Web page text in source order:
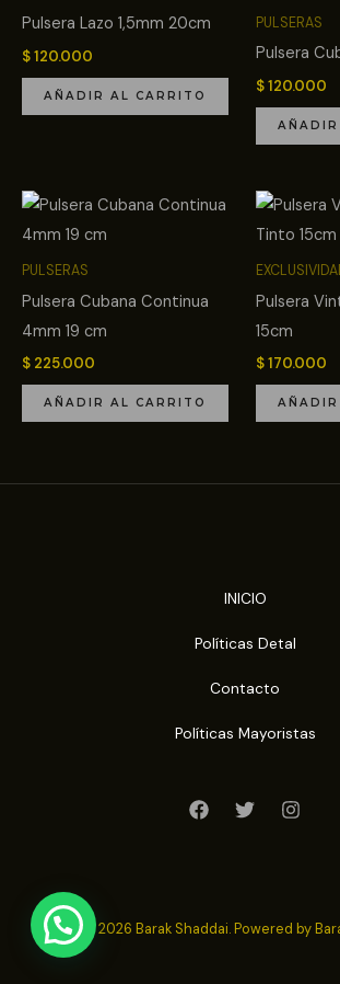
Pulsera Lazo 1,5mm 20cm
$120.000
AÑADIR AL CARRITO
PULSERAS
Pulsera
$120.000
PULSERAS
Pulsera Cubana Continua
4mm 19 cm
$ 225.000
AÑADIR AL CARRITO
Pulsera
15cm
$170.000
INICIO
Políticas Detal
Contacto
Políticas Mayoristas
© 2026 Barak Shaddai. Powered by